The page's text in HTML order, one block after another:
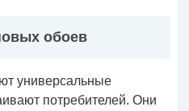
обоев
универсальные
потребителей. Они